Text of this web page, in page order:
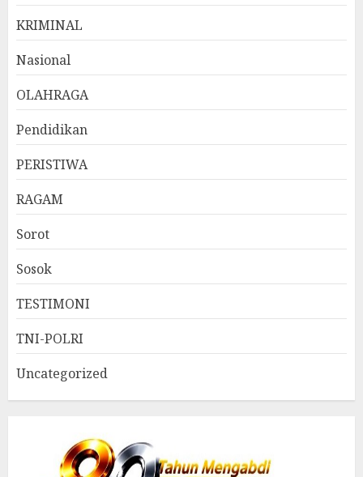
KRIMINAL
Nasional
OLAHRAGA
Pendidikan
PERISTIWA
RAGAM
Sorot
Sosok
TESTIMONI
TNI-POLRI
Uncategorized